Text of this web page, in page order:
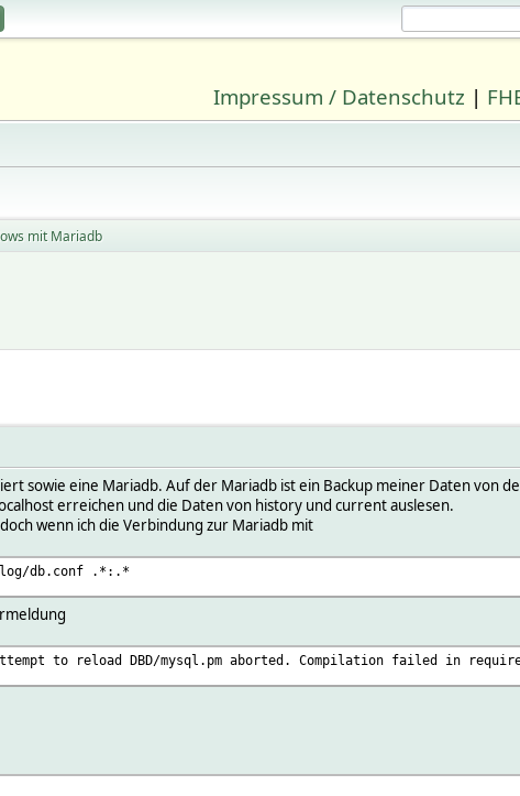
Impressum / Datenschutz |
mit Mariadb
sowie eine Mariadb. Auf der Mariadb ist ein Backup meiner Daten von
erreichen und die Daten von history und current auslesen.
wenn ich die Verbindung zur Mariadb mit
db.conf .*:.*
to reload DBD/mysql.pm aborted. Compilation failed in